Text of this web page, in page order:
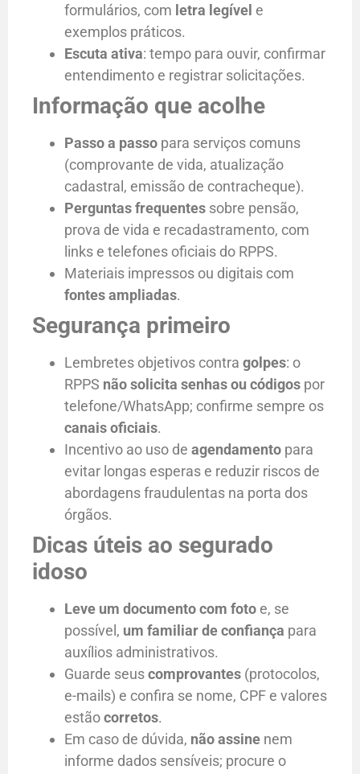
formulários, com letra legível e
exemplos práticos.
Escuta ativa: tempo para ouvir, confirmar
entendimento e registrar solicitações.
Informação que acolhe
Passo a passo para serviços comuns
(comprovante de vida, atualização
cadastral, emissão de contracheque).
Perguntas frequentes sobre pensão,
prova de vida e recadastramento, com
links e telefones oficiais do RPPS.
Materiais impressos ou digitais com
fontes ampliadas.
Segurança primeiro
Lembretes objetivos contra golpes: o
RPPS não solicita senhas ou códigos por
telefone/WhatsApp; confirme sempre os
canais oficiais.
Incentivo ao uso de agendamento para
evitar longas esperas e reduzir riscos de
abordagens fraudulentas na porta dos
órgãos.
Dicas úteis ao segurado
idoso
Leve um documento com foto e, se
possível, um familiar de confiança para
auxílios administrativos.
Guarde seuscomprovantes (protocolos,
e-mails) e confira se nome, CPF e valores
estãocorretos.
Em caso de dúvida, não assine nem
informe dados sensíveis; procure o